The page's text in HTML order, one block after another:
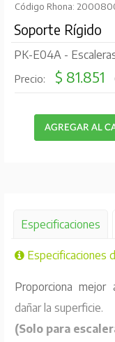
Código Rhona:
Soporte Rígido
PK-E04A -
Precio: $ 81.851
Especificaciones
Especificaciones
Proporciona
dañar la superficie.
(Solo para